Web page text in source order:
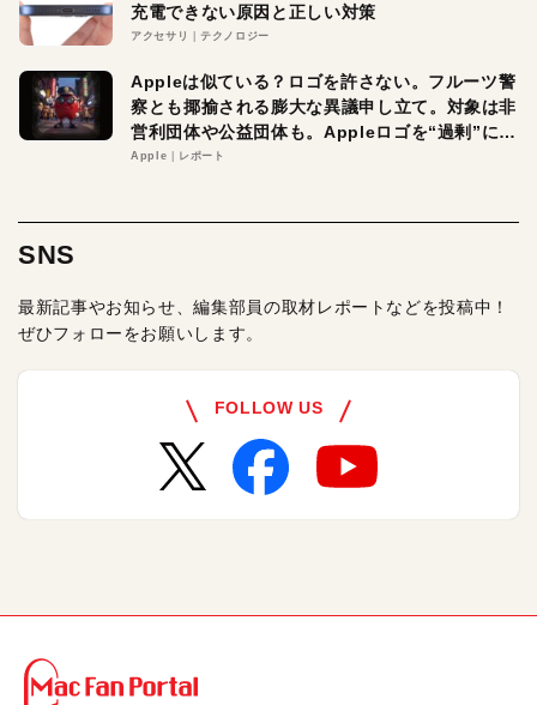
充電できない原因と正しい対策
アクセサリ テクノロジー
Appleは似ている？ロゴを許さない。フルーツ警
察とも揶揄される膨大な異議申し立て。対象は非
営利団体や公益団体も。Appleロゴを“過剰”に守
る理由とは
Apple レポート
SNS
最新記事やお知らせ、編集部員の取材レポートなどを投稿中！
ぜひフォローをお願いします。
FOLLOW US